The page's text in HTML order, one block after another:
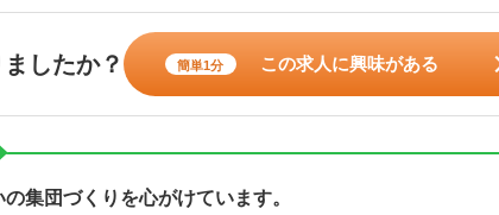
したか？ 簡単1分 この求人に興味がある
集団づくりを心がけています。